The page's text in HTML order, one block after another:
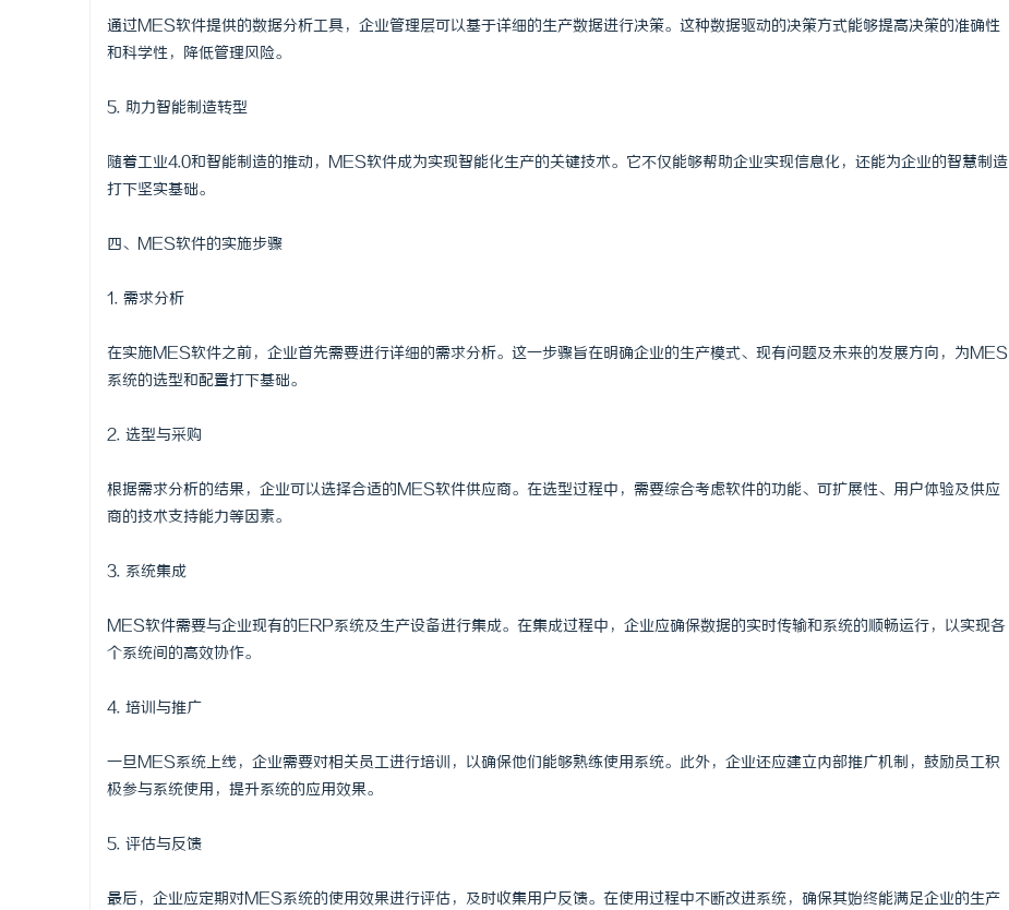
通过MES软件提供的数据分析工具，企业管理层可以基于详细的生产数据进行决策。这种数据驱动的决策方式能够提高决策的准确性
和科学性，降低管理风险。
5. 助力智能制造转型
随着工业4.0和智能制造的推动，MES软件成为实现智能化生产的关键技术。它不仅能够帮助企业实现信息化，还能为企业的智慧制造
打下坚实基础。
四、MES软件的实施步骤
1. 需求分析
在实施MES软件之前，企业首先需要进行详细的需求分析。这一步骤旨在明确企业的生产模式、现有问题及未来的发展方向，为MES
系统的选型和配置打下基础。
2. 选型与采购
根据需求分析的结果，企业可以选择合适的MES软件供应商。在选型过程中，需要综合考虑软件的功能、可扩展性、用户体验及供应
商的技术支持能力等因素。
3. 系统集成
MES软件需要与企业现有的ERP系统及生产设备进行集成。在集成过程中，企业应确保数据的实时传输和系统的顺畅运行，以实现各
个系统间的高效协作。
4. 培训与推广
一旦MES系统上线，企业需要对相关员工进行培训，以确保他们能够熟练使用系统。此外，企业还应建立内部推广机制，鼓励员工积
极参与系统使用，提升系统的应用效果。
5. 评估与反馈
最后，企业应定期对MES系统的使用效果进行评估，及时收集用户反馈。在使用过程中不断改进系统，确保其始终能满足企业的生产